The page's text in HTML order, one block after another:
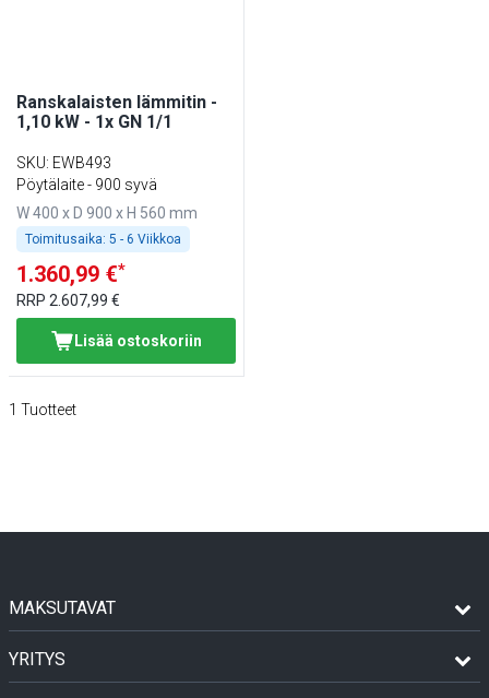
Ranskalaisten lämmitin -
1,10 kW - 1x GN 1/1
SKU: EWB493
Pöytälaite - 900 syvä
W 400 x D 900 x H 560 mm
Toimitusaika: 5 - 6 Viikkoa
1.360,99 €*
RRP 2.607,99 €
Lisää ostoskoriin
1 Tuotteet
MAKSUTAVAT
YRITYS